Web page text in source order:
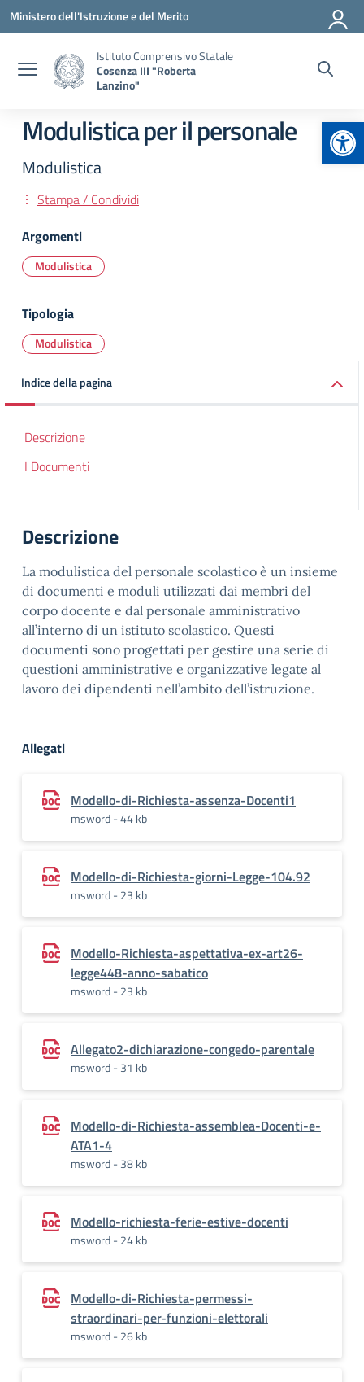
Vai ai contenuti
Vai al menu di navigazione
Vai al footer
Ministero dell'Istruzione e del Merito
Istituto Comprensivo Statale
Cosenza III "Roberta
Lanzino"
Modulistica per il personale
Modulistica
Stampa / Condividi
Argomenti
Modulistica
Tipologia
Modulistica
Indice della pagina
Descrizione
I Documenti
Descrizione
La modulistica del personale scolastico è un insieme
di documenti e moduli utilizzati dai membri del
corpo docente e dal personale amministrativo
all’interno di un istituto scolastico. Questi
documenti sono progettati per gestire una serie di
questioni amministrative e organizzative legate al
lavoro dei dipendenti nell’ambito dell’istruzione.
Allegati
Modello-di-Richiesta-assenza-Docenti1
msword - 44 kb
Modello-di-Richiesta-giorni-Legge-104.92
msword - 23 kb
Modello-Richiesta-aspettativa-ex-art26-
legge448-anno-sabatico
msword - 23 kb
Allegato2-dichiarazione-congedo-parentale
msword - 31 kb
Modello-di-Richiesta-assemblea-Docenti-e-
ATA1-4
msword - 38 kb
Modello-richiesta-ferie-estive-docenti
msword - 24 kb
Modello-di-Richiesta-permessi-
straordinari-per-funzioni-elettorali
msword - 26 kb